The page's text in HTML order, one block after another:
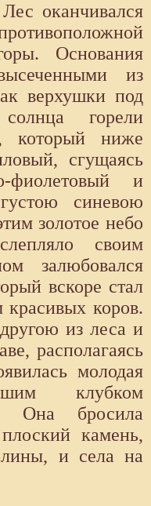
оканчивался
Основания
из
верхушки под
горели
который ниже
сгущаясь
фиолетовый и
синевою
золотое небо
своим
залюбовался
вскоре стал
красивых коров.
из леса и
располагаясь
молодая
клубком
Она бросила
камень,
и села на